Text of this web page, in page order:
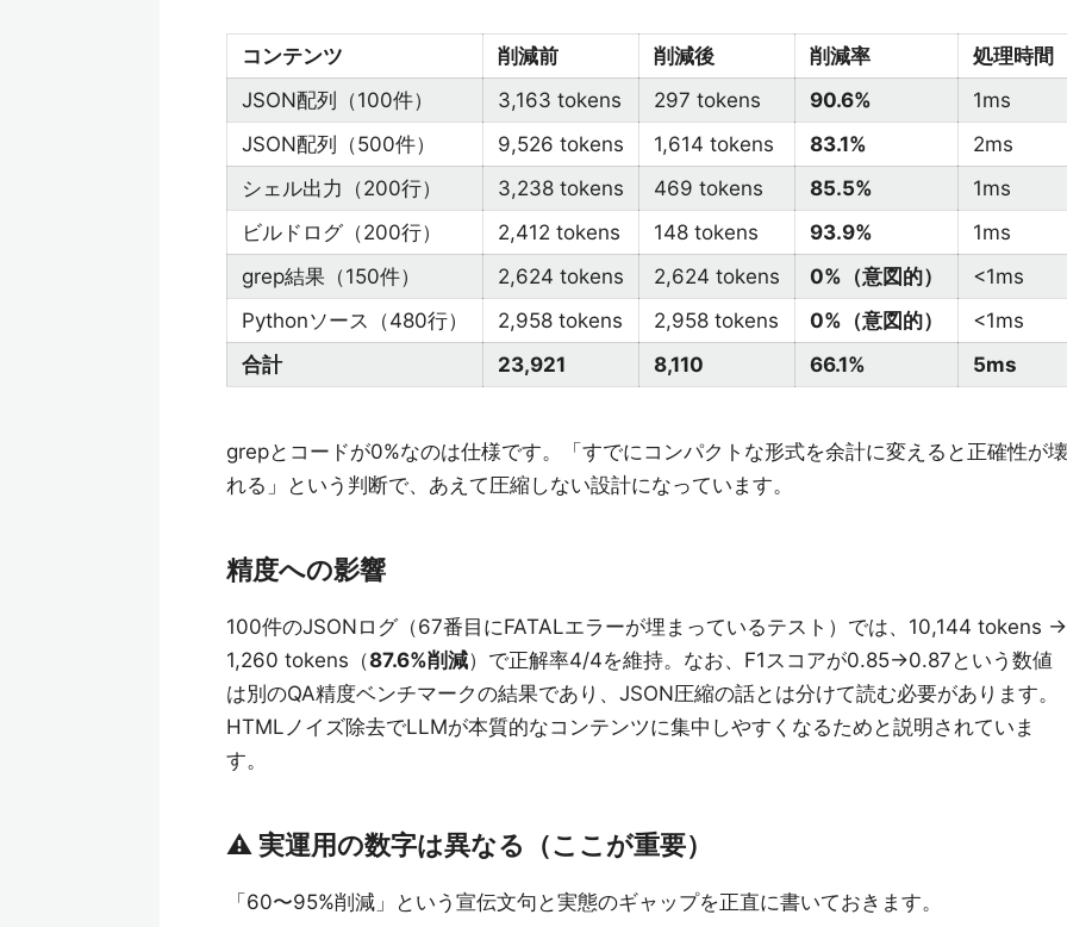
コンテンツ 削減前 削減後 削減率
処理時間
JSON配列（100件）
3,163 tokens 297 tokens 90.6%
1ms
JSON配列（500件）
9,526 tokens 1,614 tokens 83.1%
2ms
シェル出力（200行）
3,238 tokens 469 tokens 85.5%
1ms
ビルドログ（200行）
2,412 tokens 148 tokens 93.9%
1ms
grep結果（150件）
2,624 tokens 2,624 tokens 0%（意図的）
<1ms
Pythonソース（480行）
2,958 tokens 2,958 tokens 0%（意図的）
<1ms
合計
23,921 8,110 66.1% 5ms
grepとコードが0%なのは仕様です。「すでにコンパクトな形式を余計に変えると正確性が壊
れる」という判断で、あえて圧縮しない設計になっています。
精度への影響
100件のJSONログ（67番目にFATALエラーが埋まっているテスト）では、10,144 tokens →
1,260 tokens（87.6%削減）で正解率4/4を維持。なお、F1スコアが0.85→0.87という数値
は別のQA精度ベンチマークの結果であり、JSON圧縮の話とは分けて読む必要があります。
HTMLノイズ除去でLLMが本質的なコンテンツに集中しやすくなるためと説明されていま
す。
⚠️ 実運用の数字は異なる（ここが重要）
「60〜95%削減」という宣伝文句と実態のギャップを正直に書いておきます。